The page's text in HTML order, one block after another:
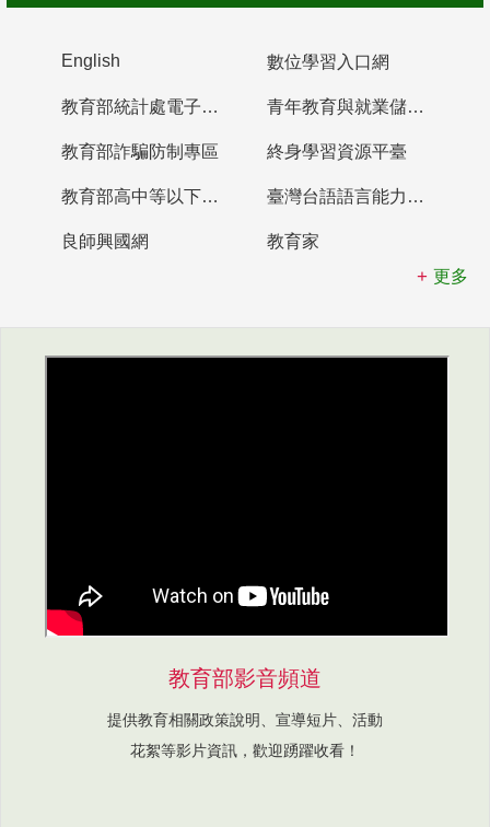
English 數位學習入口網
教育部統計處電子書櫃 青年教育與就業儲蓄帳戶
教育部詐騙防制專區 終身學習資源平臺
教育部高中等以下學校及幼兒園教師資格檢定考試 臺灣台語語言能力認證網站
良師興國網
教育家
更多
教育部影音頻道
提供教育相關政策說明、宣導短片、活動
花絮等影片資訊，歡迎踴躍收看！